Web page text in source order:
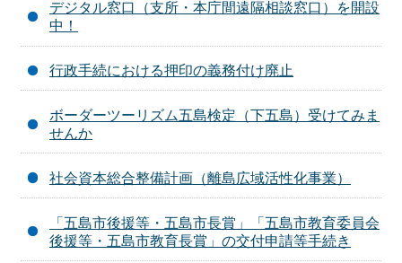
デジタル窓口（支所・本庁間遠隔相談窓口）を開設
中！
行政手続における押印の義務付け廃止
ボーダーツーリズム五島検定（下五島）受けてみま
せんか
社会資本総合整備計画（離島広域活性化事業）
「五島市後援等・五島市長賞」「五島市教育委員会
後援等・五島市教育長賞」の交付申請等手続き